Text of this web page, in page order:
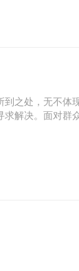
之处，无不体
解决。面对群